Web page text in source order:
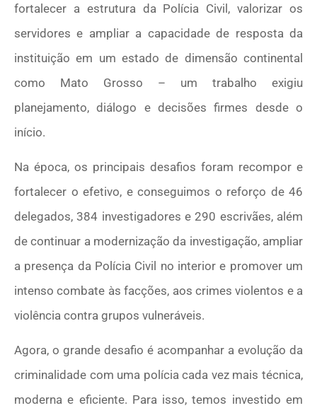
fortalecer a estrutura da Polícia Civil, valorizar os
servidores e ampliar a capacidade de resposta da
instituição em um estado de dimensão continental
como Mato Grosso – um trabalho exigiu
planejamento, diálogo e decisões firmes desde o
início.
Na época, os principais desafios foram recompor e
fortalecer o efetivo, e conseguimos o reforço de 46
delegados, 384 investigadores e 290 escrivães, além
de continuar a modernização da investigação, ampliar
a presença da Polícia Civil no interior e promover um
intenso combate às facções, aos crimes violentos e a
violência contra grupos vulneráveis.
Agora, o grande desafio é acompanhar a evolução da
criminalidade com uma polícia cada vez mais técnica,
moderna e eficiente. Para isso, temos investido em